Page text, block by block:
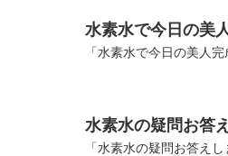
水素水で今日の美
「水素水で今日の美人
水素水の疑問お答
「水素水の疑問お答え